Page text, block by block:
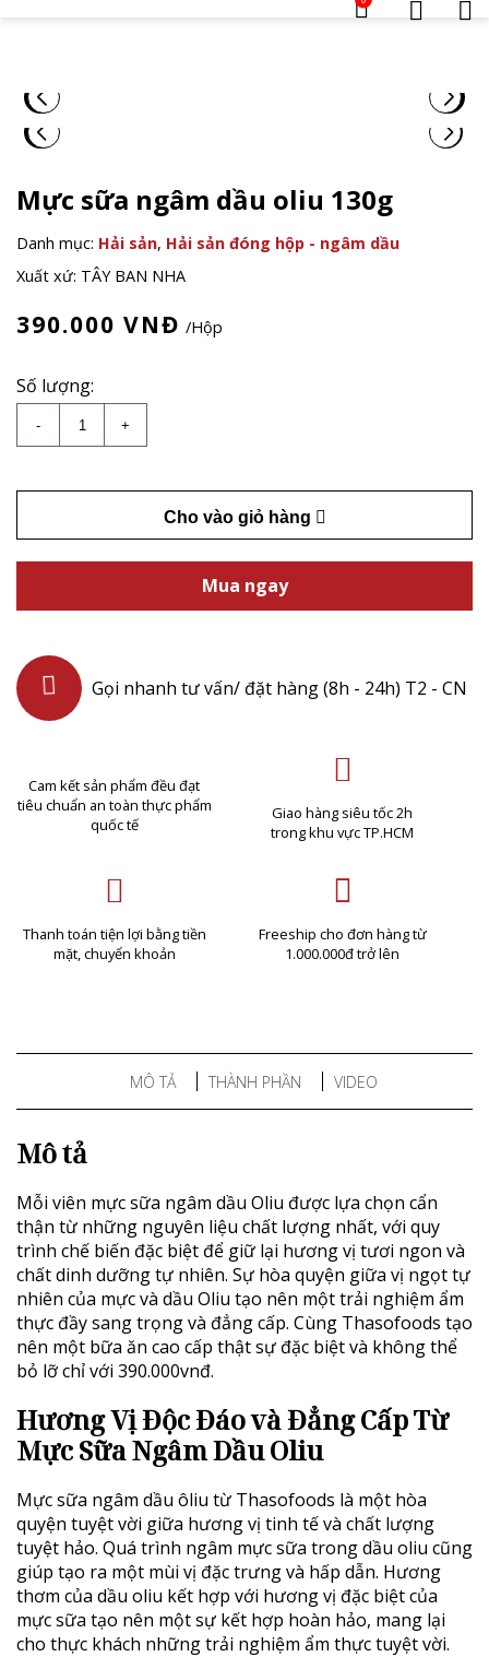
Mực sữa ngâm dầu oliu 130g
Danh mục: Hải sản, Hải sản đóng hộp - ngâm dầu
Xuất xứ: TÂY BAN NHA
390.000 VNĐ /Hộp
Số lượng:
- Mực sữa ngâm dầu oliu 130g số lượng
+
Cho vào giỏ hàng
Mua ngay
Gọi nhanh tư vấn/ đặt hàng (8h - 24h) T2 - CN
Cam kết sản phẩm đều đạt
tiêu chuẩn an toàn thực phẩm
quốc tế
Giao hàng siêu tốc 2h
trong khu vực TP.HCM
Thanh toán tiện lợi bằng tiền
mặt, chuyển khoản
Freeship cho đơn hàng từ
1.000.000đ trở lên
MÔ TẢ THÀNH PHẦN VIDEO
Mô tả
Mỗi viên mực sữa ngâm dầu Oliu được lựa chọn cẩn
thận từ những nguyên liệu chất lượng nhất, với quy
trình chế biến đặc biệt để giữ lại hương vị tươi ngon và
chất dinh dưỡng tự nhiên. Sự hòa quyện giữa vị ngọt tự
nhiên của mực và dầu Oliu tạo nên một trải nghiệm ẩm
thực đầy sang trọng và đẳng cấp. Cùng Thasofoods tạo
nên một bữa ăn cao cấp thật sự đặc biệt và không thể
bỏ lỡ chỉ với 390.000vnđ.
Hương Vị Độc Đáo và Đẳng CấpTừ
Mực Sữa Ngâm Dầu Oliu
Mực sữa ngâm dầu ôliu từ Thasofoods là một hòa
quyện tuyệt vời giữa hương vị tinh tế và chất lượng
tuyệt hảo. Quá trình ngâm mực sữa trong dầu oliu cũng
giúp tạo ra một mùi vị đặc trưng và hấp dẫn. Hương
thơm của dầu oliu kết hợp với hương vị đặc biệt của
mực sữa tạo nên một sự kết hợp hoàn hảo, mang lại
cho thực khách những trải nghiệm ẩm thực tuyệt vời.